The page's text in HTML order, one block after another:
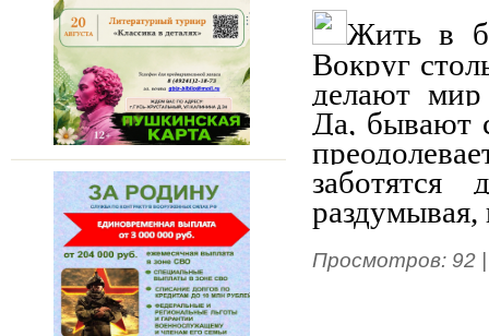
Жить в
Вокруг
делают
Да, бывают
Просмотров: 92